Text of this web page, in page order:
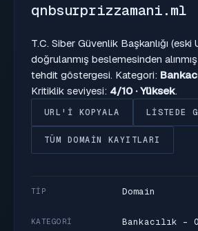
qnbsurprizzamani.ml
T.C. Siber Güvenlik Başkanlığı (eski
doğrulanmış beslemesinden alınmış
tehdit göstergesi. Kategori:
Kritiklik seviyesi: 4/10 · Yüksek.
URL'I KOPYALA LISTEDE
TÜM DOMAIN KAYITLARI
TIP Domain
KATEGORI Bankacılık -